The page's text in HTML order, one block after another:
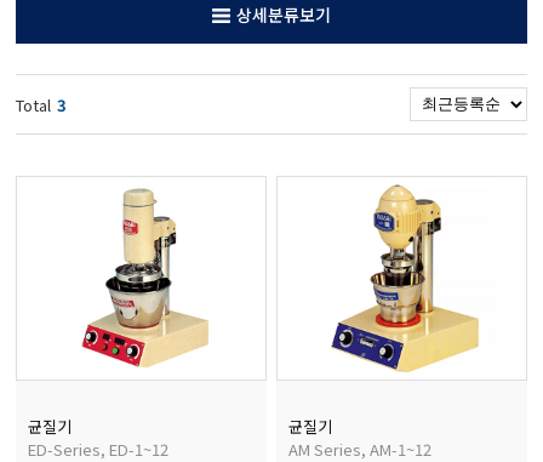
속풍량계/온도계/온습도계/기압계
자저울/점도계/핀홀탐지기
분계/회전계/도막두께/초음파두께측정기
상세분류보기
Total 3
균질기
ED-Series, ED-1~12
균질기
AM Series, AM-1~12